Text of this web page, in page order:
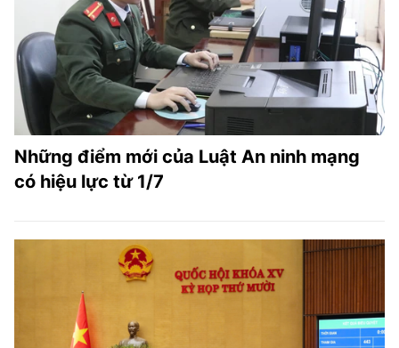
TRA CỨU PHƯỜNG XÃ
CỐNG HIẾN
BÙI XUÂN PHÁI
TIỆN ÍCH
LIÊN HỆ QUẢNG CÁO
Điện thoại: 024.38254756
MẠNG XÃ HỘI
Những điểm mới của Luật An ninh mạng
có hiệu lực từ 1/7